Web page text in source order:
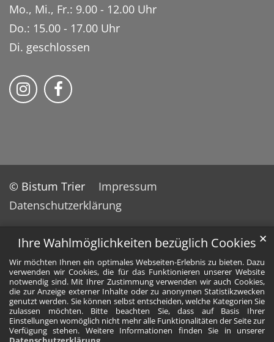
Ihre Wahlmöglichkeiten bezüglich Cookies
Wir möchten Ihnen ein optimales Webseiten-Erlebnis zu bieten. Dazu
verwenden wir Cookies, die für das Funktionieren unserer Website
notwendig sind. Mit Ihrer Zustimmung verwenden wir auch Cookies,
die zur Anzeige externer Inhalte oder zu anonymen Statistikzwecken
genutzt werden. Sie können selbst entscheiden, welche Kategorien Sie
zulassen möchten. Bitte beachten Sie, dass auf Basis Ihrer
Einstellungen womöglich nicht mehr alle Funktionalitäten der Seite zur
Verfügung stehen. Weitere Informationen finden Sie in unserer
✕
Mo., Mi., Fr.: 9.00 - 12.00 Uhr
Do.: 15.00 - 17.00 Uhr
Di. geschlossen
Bistum Trier auf Instragram
Bistum Trier auf Facebook
© Bistum Trier
Impressum
Datenschutzerklärung